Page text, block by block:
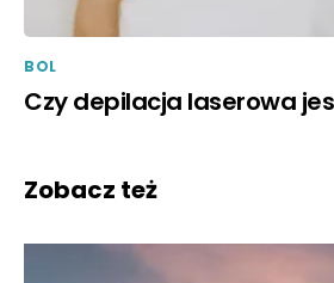
BOL
Czy depilacja laserowa
Zobacz też